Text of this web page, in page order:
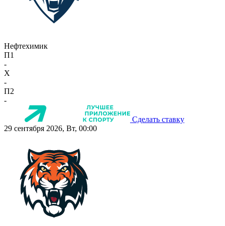
Нефтехимик
П1
-
X
-
П2
-
Сделать ставку
29 сентября 2026, Вт, 00:00